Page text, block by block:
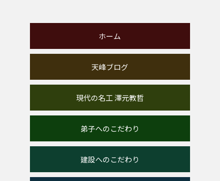
ホーム
天峰ブログ
現代の名工 澤元教哲
弟子へのこだわり
建設へのこだわり